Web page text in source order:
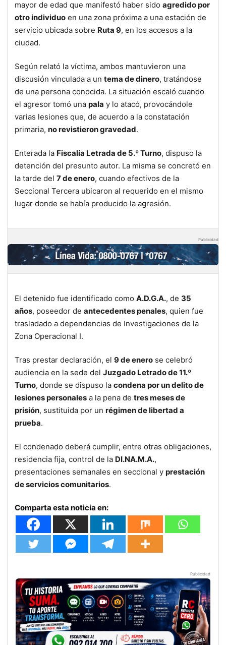
mayor de edad que manifestó haber sido agredido por
otro individuo en una zona próxima a una estación de
servicio ubicada sobre Ruta 9, en los accesos a la
ciudad.
Según relató la víctima, ambos mantuvieron una
discusión vinculada a un tema de dinero, tratándose
de una persona conocida. La situación escaló cuando
el agresor tomó una pala y lo atacó, provocándole
varias lesiones que, de acuerdo a la constatación
primaria, no revistieron gravedad.
Enterada la Fiscalía Letrada de 5.º Turno, dispuso la
detención del presunto autor. La misma se concretó en
la tarde del 7 de enero, cuando efectivos de la
Seccional Tercera ubicaron al requerido en el mismo
lugar donde se había producido la agresión.
Publicidad
El detenido fue identificado como A.D.G.A., de 35
años, poseedor de antecedentes penales, quien fue
trasladado a dependencias de Investigaciones de la
Zona Operacional I.
Tras prestar declaración, el 9 de enero se celebró
audiencia en la sede del Juzgado Letrado de 11.º
Turno, donde se dispuso la condena por un delito de
lesiones personales a la pena de tres meses de
prisión, sustituida por un régimen de libertad a
prueba.
El condenado deberá cumplir, entre otras obligaciones,
residencia fija, control de la DI.NA.M.A.,
presentaciones semanales en seccional y prestación
de servicios comunitarios.
Comparta esta noticia en:
Publicidad